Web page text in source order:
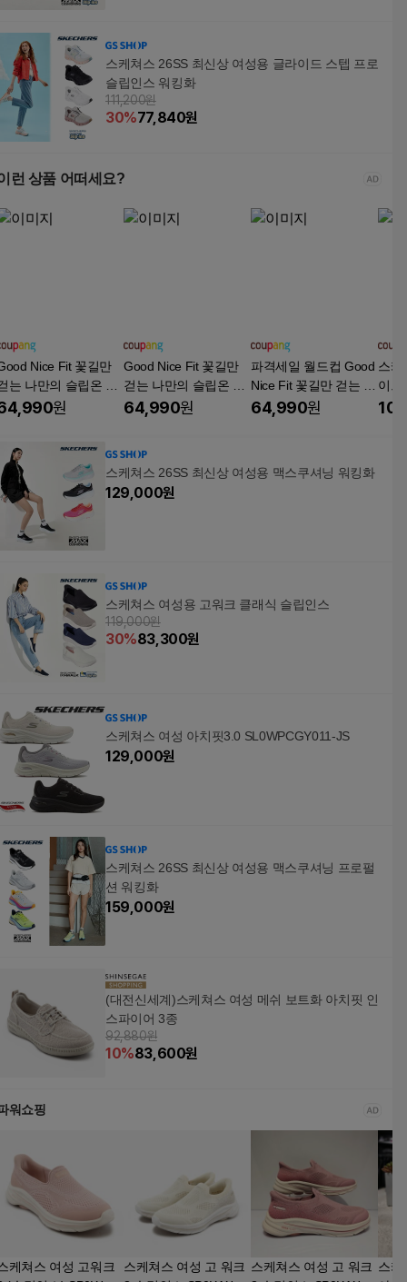
스케쳐스 26SS 최신상 여성용 글라이드 스텝 프로
슬립인스 워킹화
111,200원
30%77,840원
런 상품 어떠세요?
Nice Fit 꽃길만
는 나만의 슬립온 초
량화 180g 남여공용
립온 신기벗기 편한
립온 편하게오래 신
세요 감사해요
원
Good Nice Fit 꽃길만
걷는 나만의 슬립온 초
경량화 180g 남여공용
슬립온 신기벗기 편한
슬립온 편하게오래 신
으세요 감사해요
64,990원
파격세일 월드컵 Good
Nice Fit 꽃길만 걷는 나
만의 슬립온 190g 경량
4cm 편하게 오래 신으
64,990원
스케
이트
스케쳐스 26SS 최신상 여성용 맥스쿠셔닝 워킹화
129,000원
스케쳐스 여성용 고워크 클래식 슬립인스
119,000원
30%83,300원
스케쳐스 여성 아치핏3.0 SL0WPCGY011-JS
129,000원
스케쳐스 26SS 최신상 여성용 맥스쿠셔닝 프로펄
션 워킹화
159,000원
(대전신세계)스케쳐스 여성 메쉬 보트화 아치핏 인
스파이어 3종
92,880원
10%83,600원
워쇼핑
케쳐스 여성 고워크
스케쳐스 여성 고 워크 스케쳐스 여성 고 워크 스케